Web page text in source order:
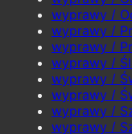
wyprawy /
wyprawy /
wyprawy /
wyprawy /
wyprawy /
wyprawy /
wyprawy /
wyprawy /